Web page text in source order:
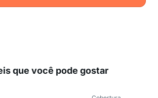
que você pode gostar